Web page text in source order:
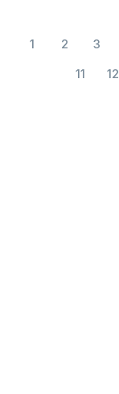
1 2 3
11
12